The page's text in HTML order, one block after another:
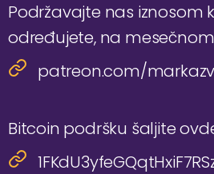
Podržavajte nas iznosom
određujete, na
patreon.com/
Bitcoin podršku šaljite